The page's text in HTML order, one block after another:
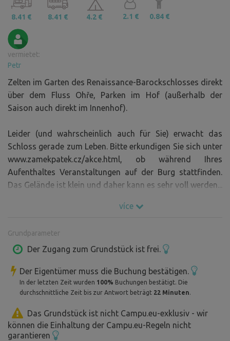
8.41 € 8.41 € 4.2 € 2.1 € 0.84 €
vermietet:
Petr
Zelten im Garten des Renaissance-Barockschlosses direkt
über dem Fluss Ohře, Parken im Hof (außerhalb der
Saison auch direkt im Innenhof).
Leider (und wahrscheinlich auch für Sie) erwacht das
Schloss gerade zum Leben. Bitte erkundigen Sie sich unter
www.zamekpatek.cz/akce.html, ob während Ihres
Aufenthaltes Veranstaltungen auf der Burg stattfinden.
Das Gelände ist klein und daher kann es sehr voll werden...
více
Grundparameter
Der Zugang zum Grundstück ist frei.
Der Eigentümer muss die Buchung bestätigen.
In der letzten Zeit wurden 100% Buchungen bestätigt. Die
durchschnittliche Zeit bis zur Antwort beträgt 22 Minuten.
Das Grundstück ist nicht Campu.eu-exklusiv - wir
können die Einhaltung der Campu.eu-Regeln nicht
garantieren